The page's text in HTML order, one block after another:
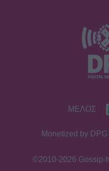
ΜΕΛΟΣ
Monetized by
©2010-2026 Gossip-